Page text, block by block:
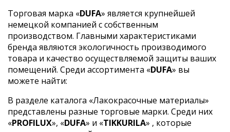
Торговая марка «DUFA» является крупнейшей
немецкой компанией с собственным
производством. Главными характеристиками
бренда являются экологичность производимого
товара и качество осуществляемой защиты ваших
помещений. Среди ассортимента «DUFA» вы
можете найти:
В разделе каталога «Лакокрасочные материалы»
представлены разные торговые марки. Среди них
«PROFILUX», «DUFA» и «TIKKURILA» , которые